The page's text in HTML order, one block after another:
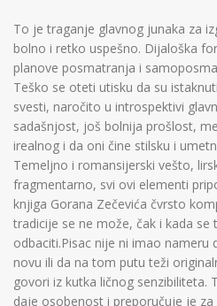
To je traganje glavnog junaka za
bolno i retko uspešno. Dijaloška
planove posmatranja i
Teško se oteti utisku da su
svesti, naročito u introspektivi
sadašnjost, još bolnija prošlost,
irealnog i da oni čine stilsku i
Temeljno i romansijerski vešto,
fragmentarno, svi ovi elementi
knjiga Gorana Zečevića čvrsto
tradicije se ne može, čak i kada se
odbaciti.Pisac nije ni imao
novu ili da na tom putu teži
govori iz kutka ličnog senzibiliteta.
daje osobenost i preporučuje je